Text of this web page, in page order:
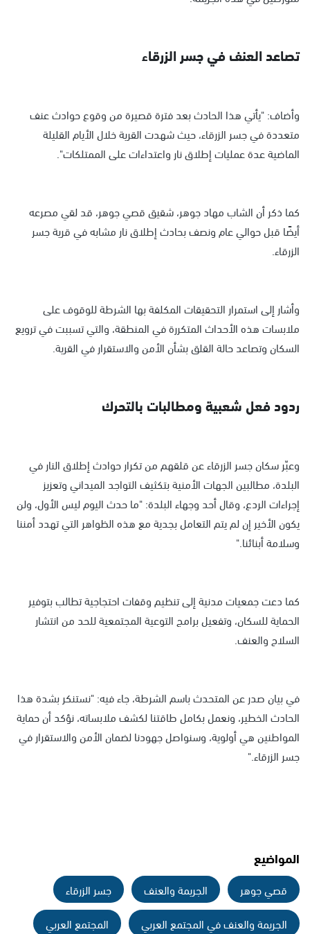
تصاعد العنف في جسر الزرقاء
وأضاف: "يأتي هذا الحادث بعد فترة قصيرة من وقوع حوادث عنف
متعددة في جسر الزرقاء، حيث شهدت القرية خلال الأيام القليلة
الماضية عدة عمليات إطلاق نار واعتداءات على الممتلكات".
كما ذكر أن الشاب مهاد جوهر، شقيق قصي جوهر، قد لقي مصرعه
أيضًا قبل حوالي عام ونصف بحادث إطلاق نار مشابه في قرية جسر
الزرقاء.
وأشار إلى استمرار التحقيقات المكلفة بها الشرطة للوقوف على
ملابسات هذه الأحداث المتكررة في المنطقة، والتي تسببت في ترويع
السكان وتصاعد حالة القلق بشأن الأمن والاستقرار في القرية.
ردود فعل شعبية ومطالبات بالتحرك
وعبّر سكان جسر الزرقاء عن قلقهم من تكرار حوادث إطلاق النار في
البلدة، مطالبين الجهات الأمنية بتكثيف التواجد الميداني وتعزيز
إجراءات الردع، وقال أحد وجهاء البلدة: "ما حدث اليوم ليس الأول، ولن
يكون الأخير إن لم يتم التعامل بجدية مع هذه الظواهر التي تهدد أمننا
وسلامة أبنائنا."
كما دعت جمعيات مدنية إلى تنظيم وقفات احتجاجية تطالب بتوفير
الحماية للسكان، وتفعيل برامج التوعية المجتمعية للحد من انتشار
السلاح والعنف.
في بيان صدر عن المتحدث باسم الشرطة، جاء فيه: "نستنكر بشدة هذا
الحادث الخطير، ونعمل بكامل طاقتنا لكشف ملابساته، نؤكد أن حماية
المواطنين هي أولوية، وسنواصل جهودنا لضمان الأمن والاستقرار في
جسر الزرقاء."
المواضيع
قصي جوهر الجريمة والعنف
جسر الزرقاء
الجريمة والعنف في المجتمع العربي
المجتمع العربي